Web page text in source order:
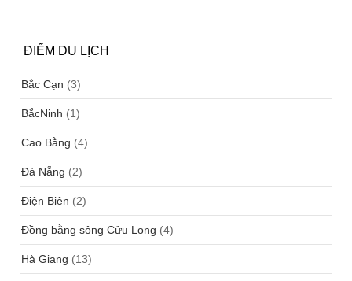
ĐIỂM DU LỊCH
Bắc Cạn (3)
BắcNinh (1)
Cao Bằng (4)
Đà Nẵng (2)
Điện Biên (2)
Đồng bằng sông Cửu Long (4)
Hà Giang (13)